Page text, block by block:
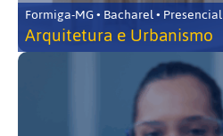
Formiga-MG • Bacharel • Presencial
Arquitetura e Urbanismo